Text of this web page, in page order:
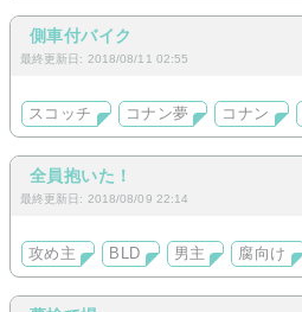
側車付バイク
最終更新日: 2018/08/11 02:55
スコッチ コナン夢 コナン
全員抱いた！
最終更新日: 2018/08/09 22:14
攻め主 BLD 男主 腐向け